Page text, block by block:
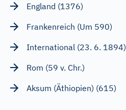
England (1376)
Frankenreich (Um 590)
International (23. 6. 1894)
Rom (59 v. Chr.)
Aksum (Äthiopien) (615)